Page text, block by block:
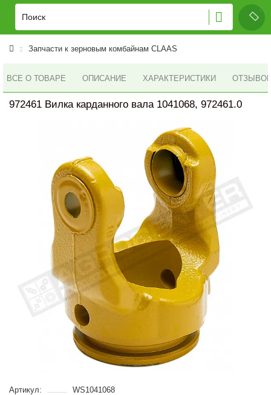
Запчасти к зерновым комбайнам CLAAS
ВСЕ О ТОВАРЕ ОПИСАНИЕ ХАРАКТЕРИСТИКИ ОТЗЫВОВ
972461 Вилка карданного вала 1041068, 972461.0
Артикул:
WS1041068